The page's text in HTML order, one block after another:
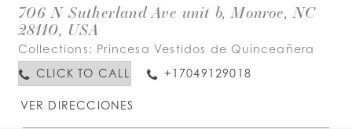
706 N Sutherland Ave unit b, Monroe, NC
28110, USA
Collections: Princesa Vestidos de Quinceañera
CLICK TO CALL
+17049129018
VER DIRECCIONES